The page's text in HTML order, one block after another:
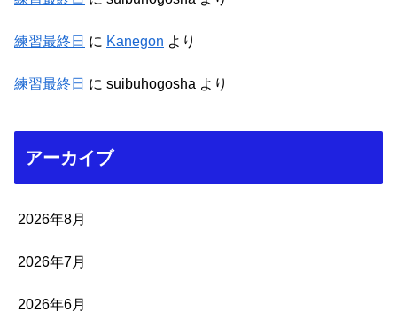
練習最終日 に Kanegon より
練習最終日 に suibuhogosha より
アーカイブ
2026年8月
2026年7月
2026年6月